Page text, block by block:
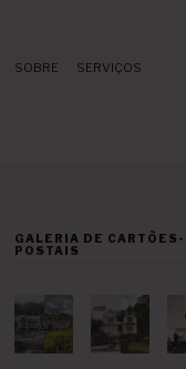
SOBRE SERVIÇOS
GALERIA DE CARTÕES-
POSTAIS